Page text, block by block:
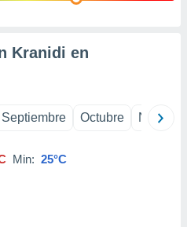
Kranidi en
Septiembre Octubre
Min: 25°C